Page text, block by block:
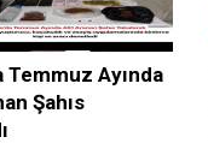
Temmuz Ayında
Şahıs